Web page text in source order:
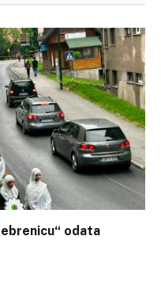
odata